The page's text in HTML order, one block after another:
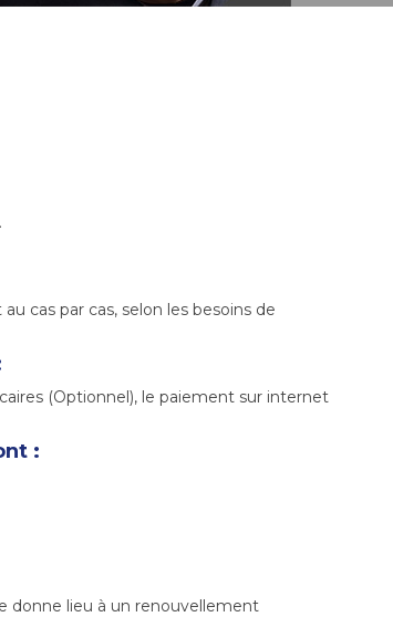
cas par cas, selon les besoins de
(Optionnel), le paiement sur internet
:
donne lieu à un renouvellement